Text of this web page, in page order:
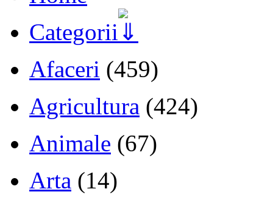
Categorii
Afaceri (459)
Agricultura (424)
Animale (67)
Arta (14)